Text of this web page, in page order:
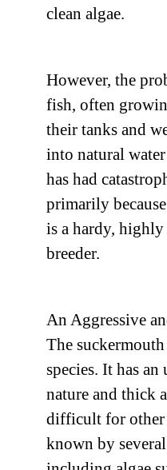
clean algae.
However, the
fish, often
their tanks and
into natural
has had
primarily
is a hardy,
breeder.
An Aggressive
The
species. It has
nature and thick
difficult for other
known by